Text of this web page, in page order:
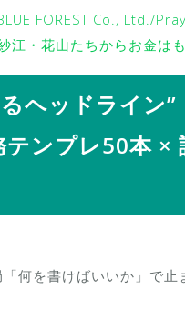
FOREST Co., Ltd./
江・花山たちからお金は
ヘッドライン”
テンプレ50本 ×
何を書けばいいか」で止